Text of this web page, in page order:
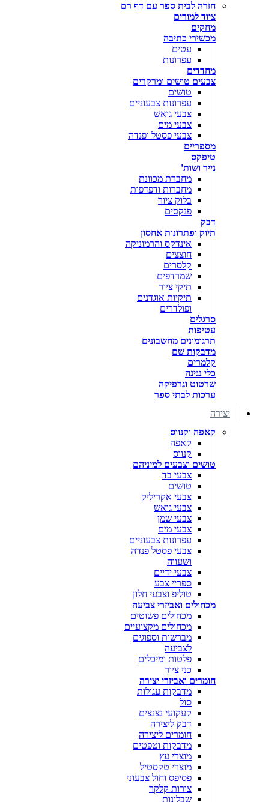
חזרה לבית ספר עם דף רם
ציוד למורים
מחקים
מכשירי כתיבה
עטים
עפרונות
מחדדים
צבעים טושים ומרקרים
טושים
עפרונות צבעוניים
צבעי גואש
צבעי מים
צבעי פסטל ופנדה
מספריים
טיפקס
נייר ושות'
מחברת מכוונת
מחברות ודפדפות
בלוק ציור
פנקסים
דבק
תיוק ופתרונות אחסון
אינדקס והרמוניקה
חוצצים
קלסרים
שמרדפים
תיקי ציור
תיקיות אוגדנים
ופולדרים
סרגלים
עטיפות
תרגומונים מחשבונים
מדבקות שם
קלמרים
כלי נגינה
שרטוט וגרפיקה
ערכות לבתי ספר
יצירה
קאפה וקנווס
קאפה
קנווס
טושים וצבעים למיניהם
צבעי בד
טושים
צבעי אקריליק
צבעי גואש
צבעי שמן
צבעי מים
עפרונות צבעוניים
צבעי פסטל פנדה
ושעווה
צבעי ידיים
ספריי צבע
טוליפ וצבעי חלון
מכחולים ואביזרי צביעה
מכחולים פשוטים
מכחולים מקצועיים
מברשות וספוגים
לצביעה
פלטות ומיכלים
כני ציור
חומרים ואביזרי יצירה
מדבקות עגולות
סול
קעקועי נצנצים
דבק ליצירה
חומרים ליצירה
מדבקות וטפטים
מוצרי עץ
מוצרי טקסטיל
פסיפס וחול צבעוני
צורות קלקר
שבלונות